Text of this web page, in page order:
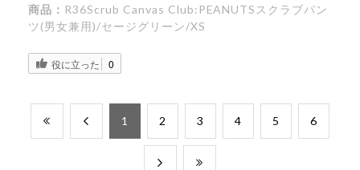
商品： R36Scrub Canvas Club:PEANUTSスクラブパン
ツ(男女兼用)/セージグリーン/XS
役に立った 0
​1 ​2 ​3 ​4 ​5 ​6